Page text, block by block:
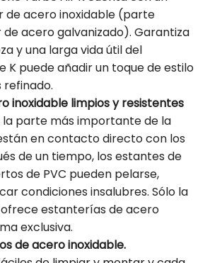
de acero inoxidable (parte
acero galvanizado). Garantiza
y una larga vida útil del
K puede añadir un toque de estilo
inoxidable limpios y resistentes
la parte más importante de la
en contacto directo con los
de un tiempo, los estantes de
de PVC pueden pelarse,
condiciones insalubres. Sólo la
ofrece estanterías de acero
exclusiva.
de acero inoxidable.